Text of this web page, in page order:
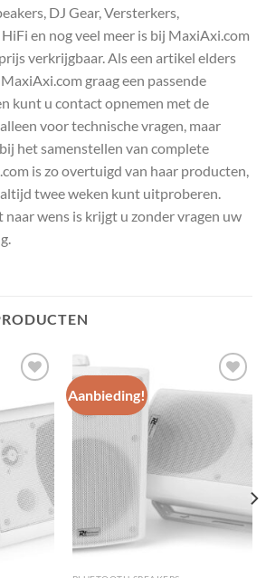
DJ Gear, Versterkers,
en nog veel meer is bij MaxiAxi.com
verkrijgbaar. Als een artikel elders
graag een passende
kunt u contact opnemen met de
voor technische vragen, maar
het samenstellen van complete
is zo overtuigd van haar producten,
twee weken kunt uitproberen.
naar wens is krijgt u zonder vragen uw
wenslijst
Aanbieding!
Toevoegen
aan
wenslijst